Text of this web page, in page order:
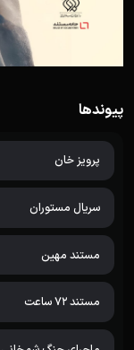
پیوندها
پرویز خان
سریال مستوران
مستند مهین
مستند 72 ساعت